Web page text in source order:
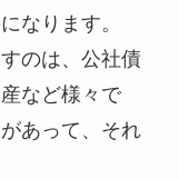
なります。
のは、公社債
など様々で
あって、それ